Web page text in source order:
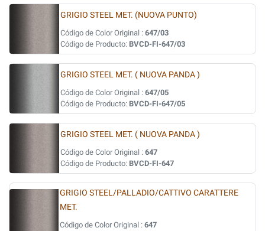
GRIGIO STEEL MET. (NUOVA PUNTO)
Código de Color Original : 647/03
Código de Producto: BVCD-FI-647/03
GRIGIO STEEL MET. ( NUOVA PANDA )
Código de Color Original : 647/05
Código de Producto: BVCD-FI-647/05
GRIGIO STEEL MET. ( NUOVA PANDA )
Código de Color Original : 647
Código de Producto: BVCD-FI-647
GRIGIO STEEL/PALLADIO/CATTIVO CARATTERE
MET.
Código de Color Original : 647